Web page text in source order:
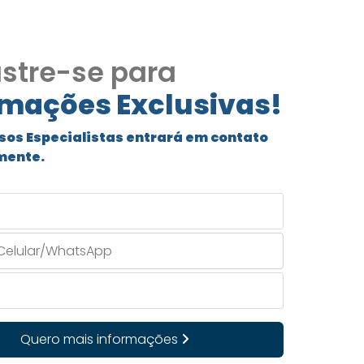
se para
Exclusivas!
Especialistas entrará em contato
Quero mais informações